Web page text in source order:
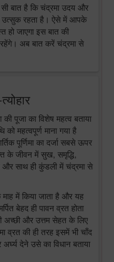
सी बात है कि चंद्रमा उदय और
उत्सुक रहता है। ऐसे में आपके
जाएगा इस बात की
अब बात करें चंद्रमा से
की पूजा का विशेष महत्व बताया
को महत्वपूर्ण माना गया है
पूर्णिमा का दर्जा सबसे ऊपर
के जीवन में सुख, समृद्धि,
और साथ ही कुंडली में चंद्रमा से
में किया जाता है और यह
बेहद ही पावन व्रत होता
अच्छी और उत्तम सेहत के लिए
व्रत की ही तरह इसमें भी चाँद
देने उसे का विधान बताया